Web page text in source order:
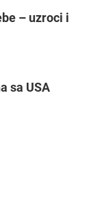
– uzroci i
sa USA